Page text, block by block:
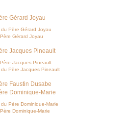
Gérard Joyau
du Père Gérard Joyau
Gérard Joyau
Jacques Pineault
Jacques Pineault
du Père Jacques Pineault
Faustin Dusabe
Dominique-Marie
Père Dominique-Marie
Dominique-Marie